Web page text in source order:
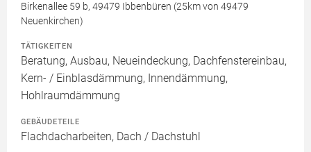
Birkenallee 59 b, 49479 Ibbenbüren (25km von 49479
Neuenkirchen)
TÄTIGKEITEN
Beratung, Ausbau, Neueindeckung, Dachfenstereinbau,
Kern- / Einblasdämmung, Innendämmung,
Hohlraumdämmung
GEBÄUDETEILE
Flachdacharbeiten, Dach / Dachstuhl